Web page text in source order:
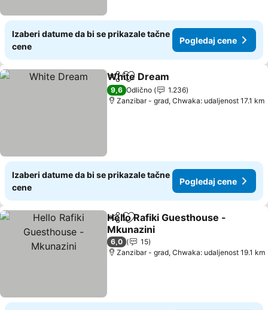
Izaberi datume da bi se prikazale tačne
cene
Pogledaj cene
Deli Dodati u favorite
White Dream
9,6 Odlično
1.236
Zanzibar - grad, Chwaka: udaljenost 17.1 km
Izaberi datume da bi se prikazale tačne
cene
Pogledaj cene
Deli Dodati u favorite
Hello Rafiki Guesthouse -
Mkunazini
6,0
15
Zanzibar - grad, Chwaka: udaljenost 19.1 km